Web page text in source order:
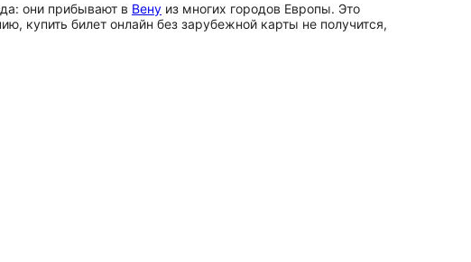
они прибывают в Вену из многих городов Европы. Это
купить билет онлайн без зарубежной карты не получится,